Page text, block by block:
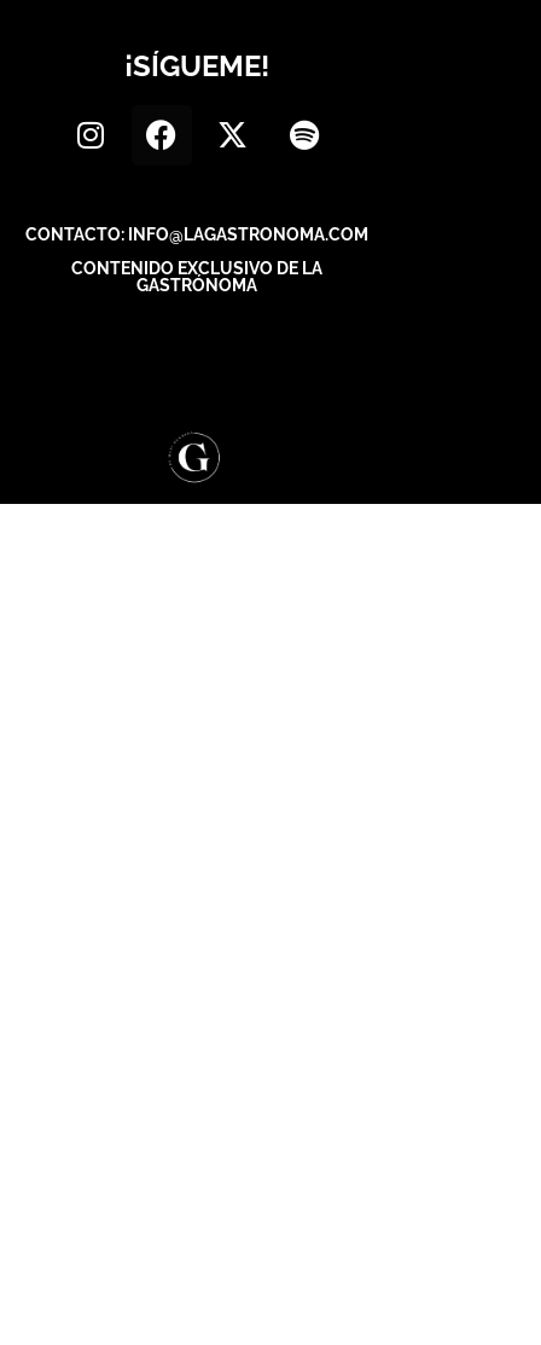
¡SÍGUEME!
CONTACTO: INFO@LAGASTRONOMA.COM
CONTENIDO EXCLUSIVO DE LA
GASTRÓNOMA